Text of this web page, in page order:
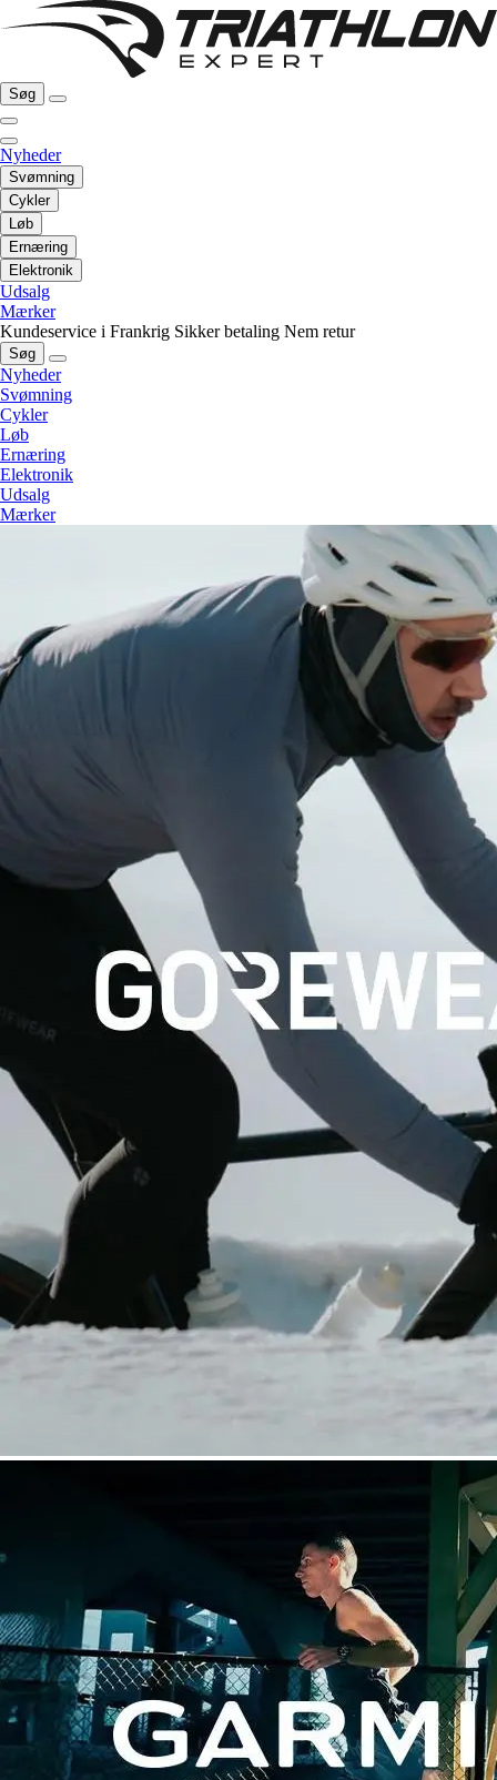
Søg
Nyheder
Svømning
Cykler
Løb
Ernæring
Elektronik
Udsalg
Mærker
Kundeservice i Frankrig Sikker betaling Nem retur
Søg
Nyheder
Svømning
Cykler
Løb
Ernæring
Elektronik
Udsalg
Mærker